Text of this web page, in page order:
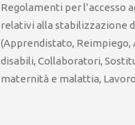
Regolamenti per l’accesso
relativi alla stabilizzazione
(Apprendistato, Reimpiego,
disabili, Collaboratori,
maternità e malattia,